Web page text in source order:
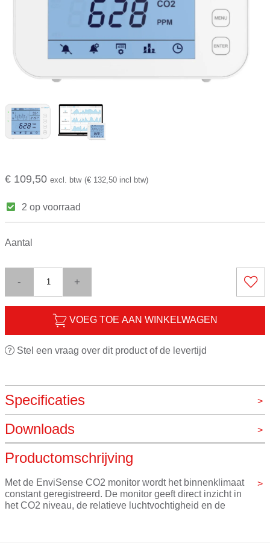
€ 109,50 excl. btw (€ 132,50 incl btw)
2 op voorraad
Aantal
- +
VOEG TOE AAN WINKELWAGEN
Stel een vraag over dit product of de levertijd
Specificaties
Merk
Downloads
Handleiding van EnviSense CO2 Monitor op = op
Brochure van EnviSense CO2 Monitor op = op
Productomschrijving
Met de EnviSense CO2 monitor wordt het binnenklimaat
constant geregistreerd. De monitor geeft direct inzicht in
het CO2 niveau, de relatieve luchtvochtigheid en de